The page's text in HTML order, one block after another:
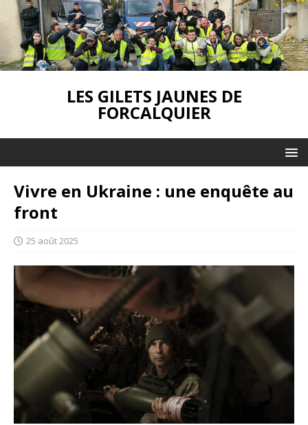
LES GILETS JAUNES DE
FORCALQUIER
Vivre en Ukraine : une enquête au
front
25 août 2025